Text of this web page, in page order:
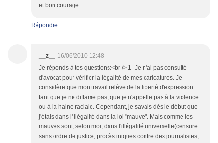
et bon courage
Répondre
__z__
16/06/2010 12:48
Je réponds à tes questions:<br /> 1- Je n'ai pas consulté
d'avocat pour vérifier la légalité de mes caricatures. Je
considère que mon travail relève de la liberté d'expression
tant que je ne diffame pas, que je n'appelle pas à la violence
ou à la haine raciale. Cependant, je savais dès le début que
j'étais dans l'illégalité dans la loi "mauve". Mais comme les
mauves sont, selon moi, dans l'illégalité universelle(censure
sans ordre de justice, procès iniques contre des journalistes,